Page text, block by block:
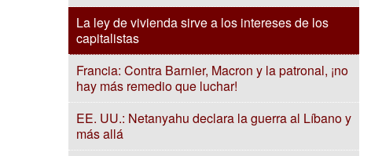
La ley de vivienda sirve a los intereses de los
capitalistas
Francia: Contra Barnier, Macron y la patronal, ¡no
hay más remedio que luchar!
EE. UU.: Netanyahu declara la guerra al Líbano y
más allá